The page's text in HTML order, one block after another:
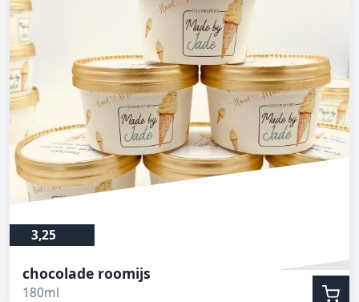
3,25
chocolade roomijs
180ml